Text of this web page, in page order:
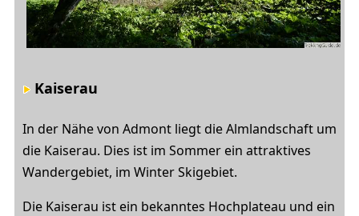
Kaiserau
In der Nähe von Admont liegt die Almlandschaft um
die Kaiserau. Dies ist im Sommer ein attraktives
Wandergebiet, im Winter Skigebiet.
Die Kaiserau ist ein bekanntes Hochplateau und ein